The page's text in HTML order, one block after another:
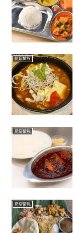
新店情報
新店情報
新店情報